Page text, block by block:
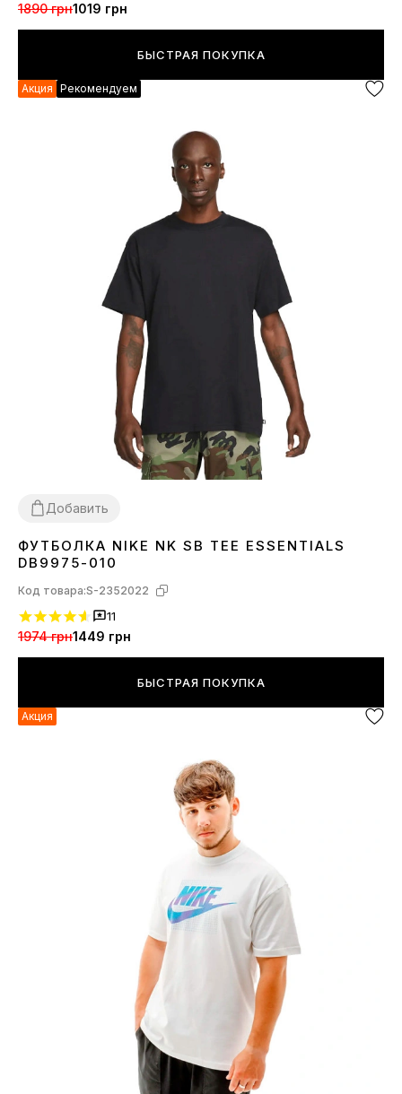
1890 грн1019 грн
БЫСТРАЯ ПОКУПКА
Акция Рекомендуем
Добавить
XS S
ФУТБОЛКА NIKE NK SB TEE ESSENTIALS
DB9975-010
Код товара:S-2352022
11
1974 грн1449 грн
БЫСТРАЯ ПОКУПКА
Акция